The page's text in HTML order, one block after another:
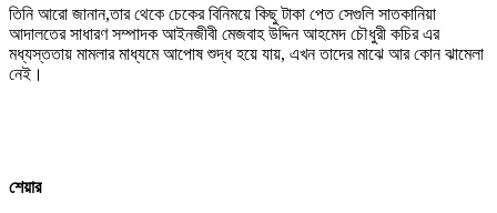
তিনি আরো জানান,তার থেকে চেকের বিনিময়ে কিছু টাকা পেত সেগুলি সাতকানিয়া
আদালতের সাধারণ সম্পাদক আইনজীবী মেজবাহ উদ্দিন আহমেদ চৌধুরী কচির এর
মধ্যস্ততায় মামলার মাধ্যমে আপোষ শুদ্ধ হয়ে যায়, এখন তাদের মাঝে আর কোন ঝামেলা
নেই।
শেয়ার